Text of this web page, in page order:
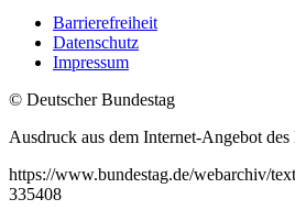
Barrierefreiheit
Datenschutz
Impressum
© Deutscher Bundestag
Ausdruck aus dem Internet-Angebot des
https://www.bundestag.de/webarchiv/
335408